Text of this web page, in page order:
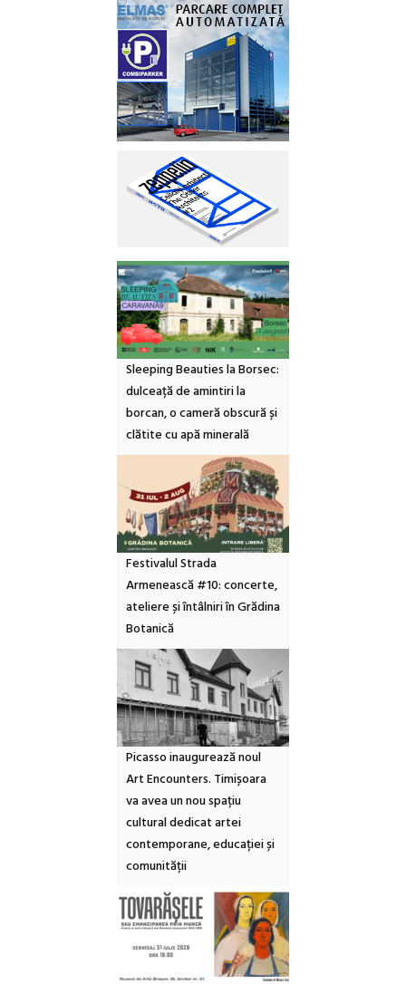
Sleeping Beauties la Borsec:
dulceață de amintiri la
borcan, o cameră obscură și
clătite cu apă minerală
Festivalul Strada
Armenească #10: concerte,
ateliere și întâlniri în Grădina
Botanică
Picasso inaugurează noul
Art Encounters. Timișoara
va avea un nou spațiu
cultural dedicat artei
contemporane, educației și
comunității